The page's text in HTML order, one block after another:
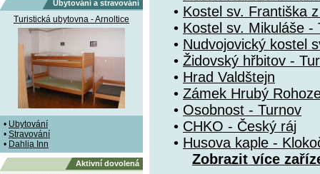
Ubytování a stravování
Turistická ubytovna - Arnoltice
• Ubytování
• Stravování
• Dahlia Inn
Aktivní dovolená
• Kostel sv. Františka
• Kostel sv. Mikuláše -
• Nudvojovický kostel
• Židovský hřbitov -
• Hrad Valdštejn
• Zámek Hrubý
• Osobnost - Turnov
• CHKO - Český ráj
• Husova kaple -
Zobrazit více